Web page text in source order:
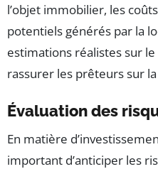
l’objet immobilier, les
potentiels générés par la
estimations réalistes sur
rassurer les prêteurs sur
Évaluation des
En matière
important d’anticiper les